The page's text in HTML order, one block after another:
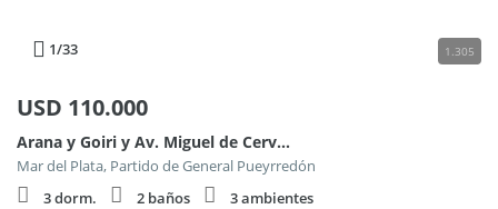
1/33 1.305
USD 110.000
Arana y Goiri y Av. Miguel de Cervantes Saavedra
Mar del Plata, Partido de General Pueyrredón
3 dorm.
2 baños
3 ambientes